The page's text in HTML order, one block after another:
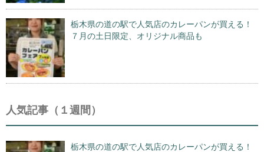
栃木県の道の駅で人気店のカレーパンが買える！
７月の土日限定、オリジナル商品も
人気記事（１週間）
栃木県の道の駅で人気店のカレーパンが買える！